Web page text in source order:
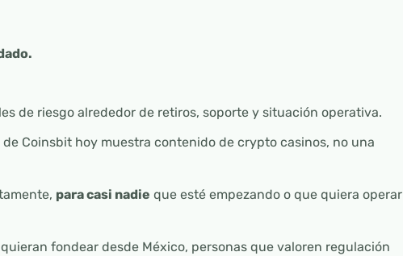
de riesgo alrededor de retiros, soporte y situación operativa.
Coinsbit hoy muestra contenido de crypto casinos, no una
para casi nadie que esté empezando o que quiera operar
fondear desde México, personas que valoren regulación